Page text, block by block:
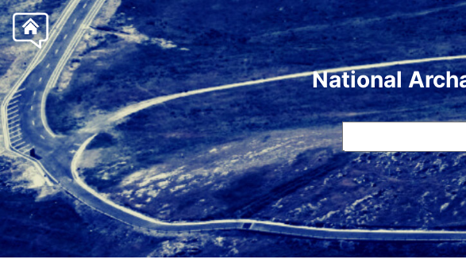
National